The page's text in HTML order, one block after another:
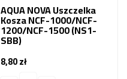
AQUA NOVA Uszczelka
Kosza NCF-1000/NCF-
1200/NCF-1500 (NS1-
SBB)
8,80 złCena